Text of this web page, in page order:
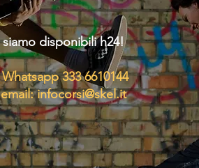
siamo disponibili h24!
Whatsapp 333 6610144
email:infocorsi@skel.it